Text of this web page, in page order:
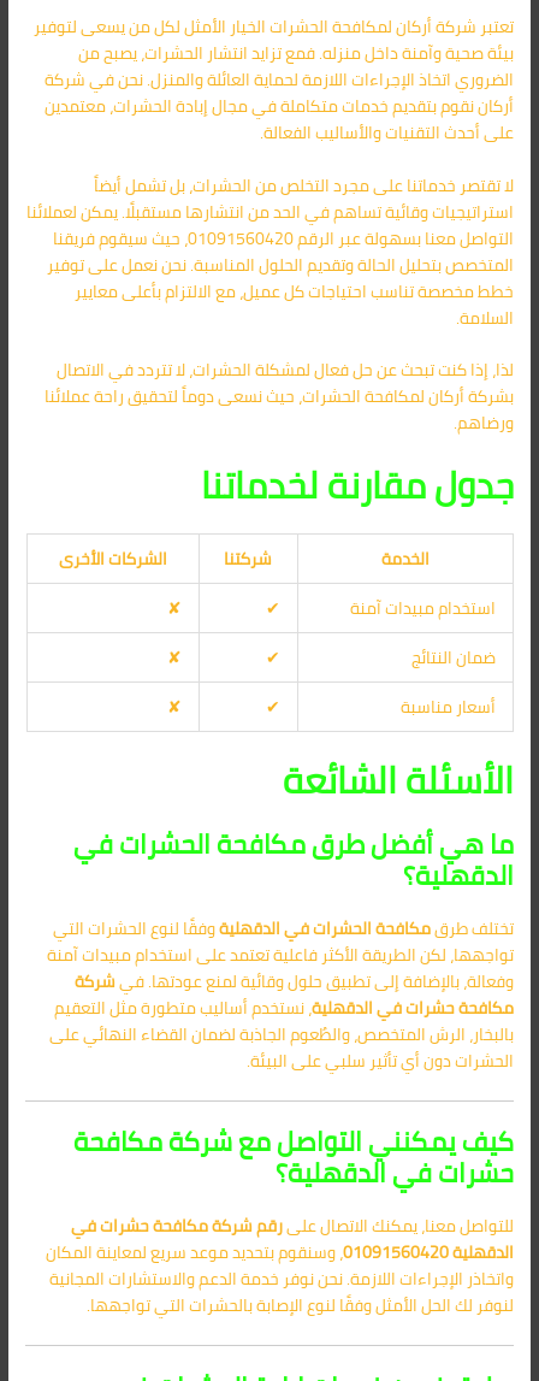
تعتبر شركة أركان لمكافحة الحشرات الخيار الأمثل لكل من يسعى لتوفير
بيئة صحية وآمنة داخل منزله. فمع تزايد انتشار الحشرات، يصبح من
الضروري اتخاذ الإجراءات اللازمة لحماية العائلة والمنزل. نحن في شركة
أركان نقوم بتقديم خدمات متكاملة في مجال إبادة الحشرات، معتمدين
على أحدث التقنيات والأساليب الفعالة.
لا تقتصر خدماتنا على مجرد التخلص من الحشرات، بل تشمل أيضاً
استراتيجيات وقائية تساهم في الحد من انتشارها مستقبلًا. يمكن لعملائنا
التواصل معنا بسهولة عبر الرقم 01091560420، حيث سيقوم فريقنا
المتخصص بتحليل الحالة وتقديم الحلول المناسبة. نحن نعمل على توفير
خطط مخصصة تناسب احتياجات كل عميل، مع الالتزام بأعلى معايير
السلامة.
لذا، إذا كنت تبحث عن حل فعال لمشكلة الحشرات، لا تتردد في الاتصال
بشركة أركان لمكافحة الحشرات، حيث نسعى دوماً لتحقيق راحة عملائنا
ورضاهم.
جدول مقارنة لخدماتنا
الخدمة شركتنا
الشركات الأخرى
استخدام مبيدات آمنة
✔
✘
ضمان النتائج
✔
✘
أسعار مناسبة
✔
✘
الأسئلة الشائعة
ما هي أفضل طرق مكافحة الحشرات في
الدقهلية؟
تختلف طرقمكافحة الحشرات في الدقهليةوفقًا لنوع الحشرات التي
تواجهها، لكن الطريقة الأكثر فاعلية تعتمد على استخدام مبيدات آمنة
وفعالة، بالإضافة إلى تطبيق حلول وقائية لمنع عودتها. فيشركة
مكافحة حشرات في الدقهلية، نستخدم أساليب متطورة مثل التعقيم
بالبخار، الرش المتخصص، والطُعوم الجاذبة لضمان القضاء النهائي على
الحشرات دون أي تأثير سلبي على البيئة.
كيف يمكنني التواصل مع شركة مكافحة
حشرات في الدقهلية؟
للتواصل معنا، يمكنك الاتصال علىرقم شركة مكافحة حشرات في
الدقهلية01091560420
، وسنقوم بتحديد موعد سريع لمعاينة المكان
واتخاذر الإجراءات اللازمة. نحن نوفر خدمة الدعم والاستشارات المجانية
لنوفر لك الحل الأمثل وفقًا لنوع الإصابة بالحشرات التي تواجهها.